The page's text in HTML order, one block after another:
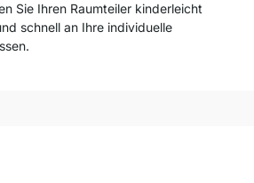
Sie Ihren Raumteiler kinderleicht
schnell an Ihre individuelle